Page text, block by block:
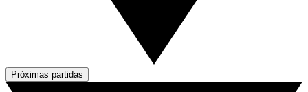
Próximas partidas